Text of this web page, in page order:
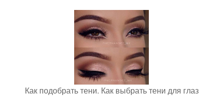
Как подобрать тени. Как выбрать тени для глаз